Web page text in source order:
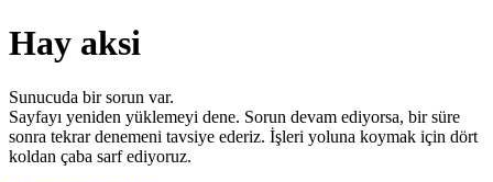
Hay aksi
Sunucuda bir sorun var.
Sayfayı yeniden yüklemeyi dene. Sorun devam ediyorsa, bir süre
sonra tekrar denemeni tavsiye ederiz. İşleri yoluna koymak için dört
koldan çaba sarf ediyoruz.